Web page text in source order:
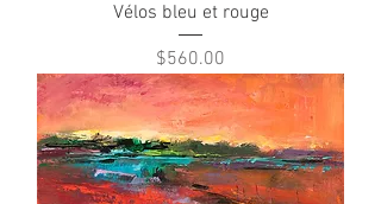
Vélos bleu et rouge
Price
$560.00